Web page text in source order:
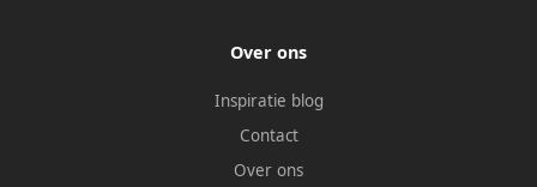
Over ons
Inspiratie blog
Contact
Over ons